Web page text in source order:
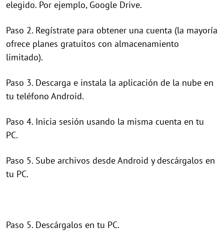
elegido. Por ejemplo, Google Drive.
Paso 2. Regístrate para obtener una cuenta (la mayoría
ofrece planes gratuitos con almacenamiento
limitado).
Paso 3. Descarga e instala la aplicación de la nube en
tu teléfono Android.
Paso 4. Inicia sesión usando la misma cuenta en tu
PC.
Paso 5. Sube archivos desde Android y descárgalos en
tu PC.
Paso 5. Descárgalos en tu PC.